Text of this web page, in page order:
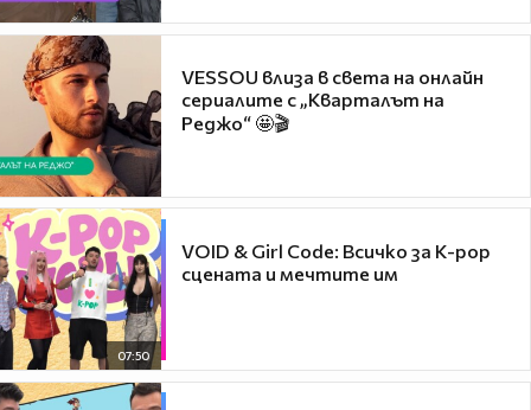
VESSOU влиза в света на онлайн
сериалите с „Кварталът на
Реджо“ 🤩🎬
07:50
VOID & Girl Code: Всичко за K-pop
сцената и мечтите им